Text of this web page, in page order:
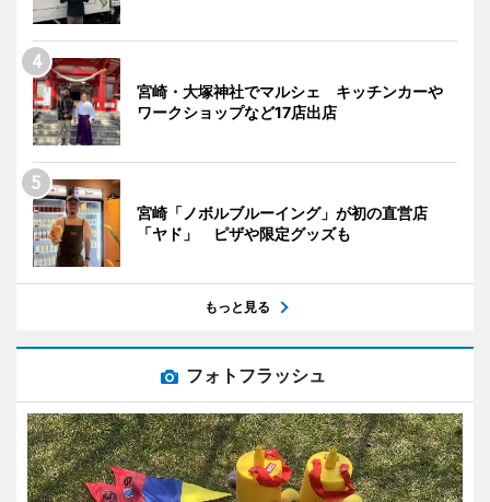
宮崎・大塚神社でマルシェ キッチンカーや
ワークショップなど17店出店
宮崎「ノボルブルーイング」が初の直営店
「ヤド」 ピザや限定グッズも
もっと見る
フォトフラッシュ